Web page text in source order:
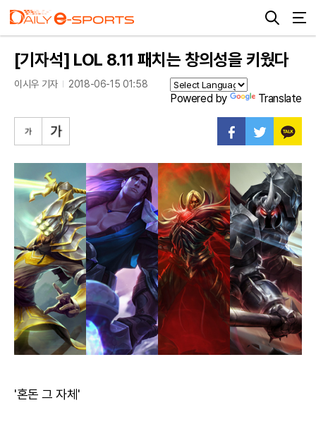
[기자석] LOL 8.11 패치는 창의성을 키웠다
이시우 기자 2018-06-15 01:58
Powered by Translate
'혼돈 그 자체'